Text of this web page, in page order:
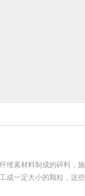
维素材料制成的碎料，
成一定大小的颗粒，这